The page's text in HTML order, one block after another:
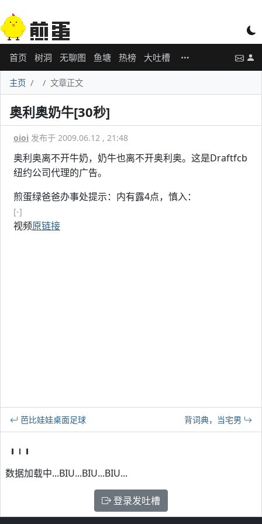
首页 树洞 无聊图 鱼塘 热榜 大吐槽
主页 文章正文
奥利奥奶牛[30秒]
oioi 发布于 2009.06.12 , 21:48
奥利奥离不开牛奶，奶牛也离不开奥利奥。这是Draftfcb
纽约公司代理的广告。
煎蛋绿爸爸办事处提示：内有露4点，慎入：
[-]
视频原链接
芭比娃娃桌面足球 背词典，当宅男
数据加载中...BIU...BIU...BIU...
登录发吐槽